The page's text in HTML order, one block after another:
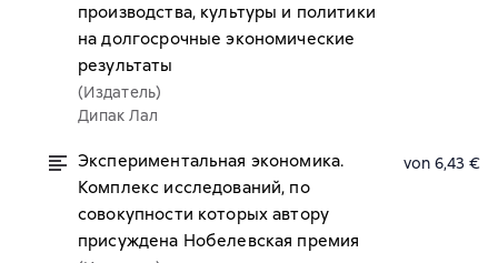
производства, культуры и политики
на долгосрочные экономические
результаты
(Издатель)
Дипак Лал
Экспериментальная экономика.
Комплекс исследований, по
совокупности которых автору
присуждена Нобелевская премия
von 6,43 €